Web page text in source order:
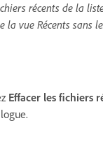
récents de la
la vue Récents sans
Effacer les fichiers